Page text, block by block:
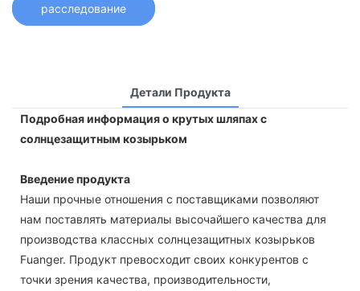
расследование
Детали Продукта
Подробная информация о крутых шляпах с
солнцезащитным козырьком
Введение продукта
Наши прочные отношения с поставщиками позволяют
нам поставлять материалы высочайшего качества для
производства классных солнцезащитных козырьков
Fuanger. Продукт превосходит своих конкурентов с
точки зрения качества, производительности,